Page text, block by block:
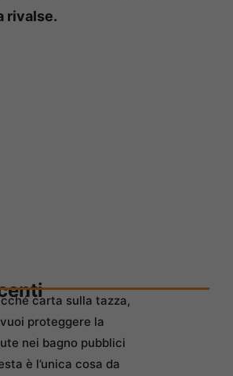
rivalse.
carta sulla tazza,
proteggere la
nei bagno pubblici
è l’unica cosa da